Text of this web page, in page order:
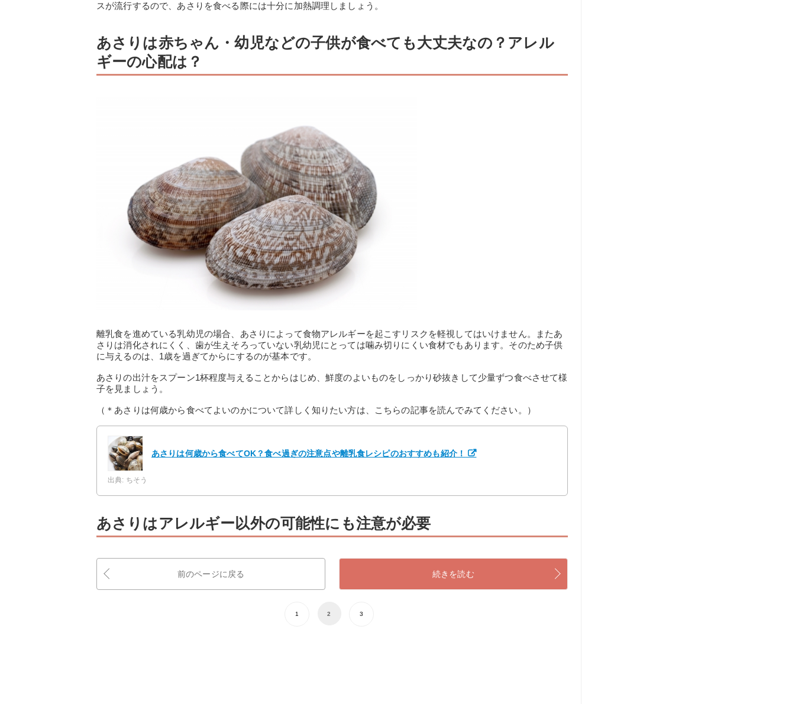
スが流行するので、あさりを食べる際には十分に加熱調理しましょう。
あさりは赤ちゃん・幼児などの子供が食べても大丈夫なの？アレル
ギーの心配は？
離乳食を進めている乳幼児の場合、あさりによって食物アレルギーを起こすリスクを軽視してはいけません。またあ
さりは消化されにくく、歯が生えそろっていない乳幼児にとっては噛み切りにくい食材でもあります。そのため子供
に与えるのは、1歳を過ぎてからにするのが基本です。
あさりの出汁をスプーン1杯程度与えることからはじめ、鮮度のよいものをしっかり砂抜きして少量ずつ食べさせて様
子を見ましょう。
（＊あさりは何歳から食べてよいのかについて詳しく知りたい方は、こちらの記事を読んでみてください。）
あさりは何歳から食べてOK？食べ過ぎの注意点や離乳食レシピのおすすめも紹介！
出典: ちそう
あさりはアレルギー以外の可能性にも注意が必要
前のページに戻る 続きを読む
1 2 3